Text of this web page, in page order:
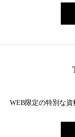
WEB限定の特別な資